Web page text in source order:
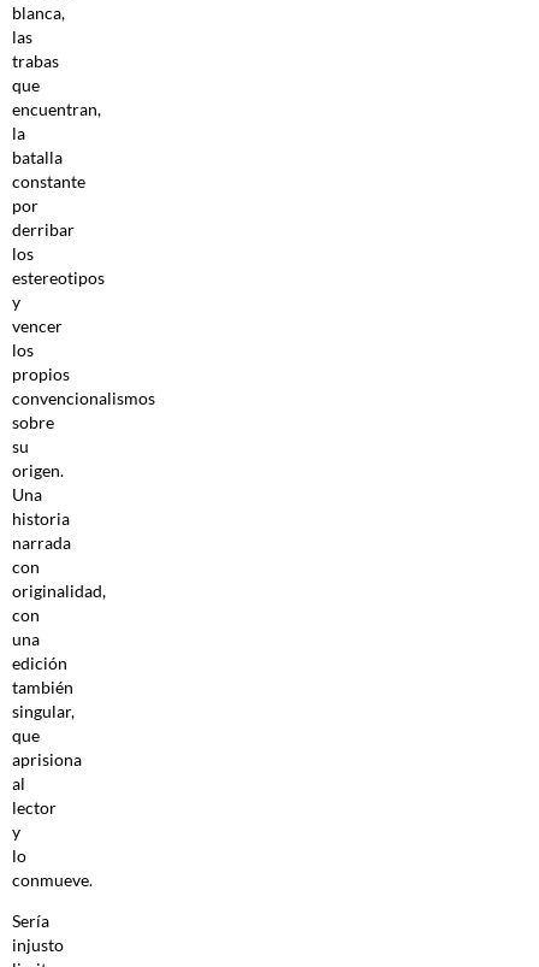
blanca,
las
trabas
que
encuentran,
la
batalla
constante
por
derribar
los
estereotipos
y
vencer
los
propios
convencionalismos
sobre
su
origen.
Una
historia
narrada
con
originalidad,
con
una
edición
también
singular,
que
aprisiona
al
lector
y
lo
conmueve.
Sería
injusto